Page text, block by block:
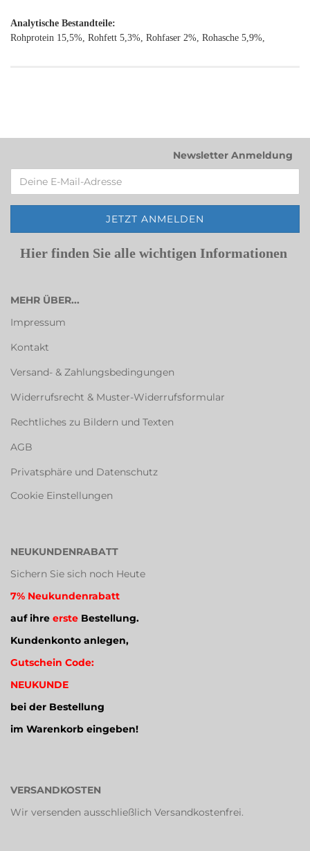
Analytische Bestandteile:
Rohprotein 15,5%, Rohfett 5,3%, Rohfaser 2%, Rohasche 5,9%,
Newsletter Anmeldung
Hier finden Sie alle wichtigen Informationen
MEHR ÜBER...
Impressum
Kontakt
Versand- & Zahlungsbedingungen
Widerrufsrecht & Muster-Widerrufsformular
Rechtliches zu Bildern und Texten
AGB
Privatsphäre und Datenschutz
Cookie Einstellungen
NEUKUNDENRABATT
Sichern Sie sich noch Heute
7% Neukundenrabatt
auf ihre erste Bestellung.
Kundenkonto anlegen,
Gutschein Code:
NEUKUNDE
bei der Bestellung
im Warenkorb eingeben!
VERSANDKOSTEN
Wir versenden ausschließlich Versandkostenfrei.